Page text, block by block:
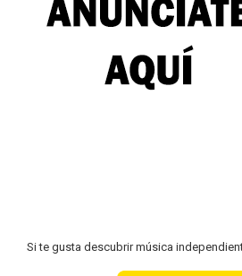
Si te gusta descubrir música